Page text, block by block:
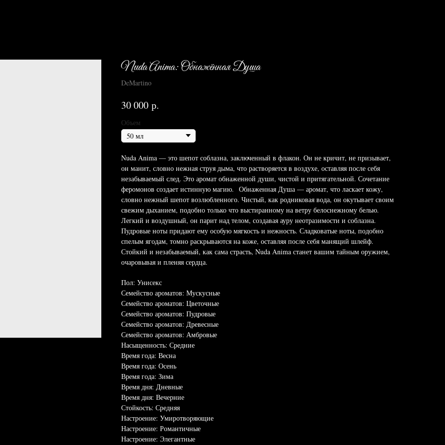
Nuda Anima: Обнажённая Душа
DeMartino
30 000 р.
Объем
Nuda Anima — это шепот соблазна, заключенный в флакон. Он не кричит, не призывает,
он манит, словно нежная струя дыма, что растворяется в воздухе, оставляя после себя
незабываемый след. Это аромат обнаженной души, чистой и притягательной. Сочетание
феромонов создает истинную магию. Обнаженная Душа — аромат, что ласкает кожу,
словно нежный шепот возлюбленного. Чистый, как родниковая вода, он окутывает своим
свежим дыханием, подобно только что выстиранному на ветру белоснежному белью.
Легкий и воздушный, он парит над телом, создавая ауру неотразимости и соблазна.
Пудровые ноты придают ему особую мягкость и нежность. Сладковатые ноты, подобно
спелым ягодам, томно раскрываются на коже, оставляя после себя манящий шлейф.
Стойкий и незабываемый, как сама страсть, Nuda Anima станет вашим тайным оружием,
очаровывая и пленяя сердца.
Пол: Унисекс
Семейство ароматов: Мускусные
Семейство ароматов: Цветочные
Семейство ароматов: Пудровые
Семейство ароматов: Древесные
Семейство ароматов: Амбровые
Насыщенность: Средние
Время года: Весна
Время года: Осень
Время года: Зима
Время дня: Дневные
Время дня: Вечерние
Стойкость: Средняя
Настроение: Умиротворяющие
Настроение: Романтичные
Настроение: Элегантные